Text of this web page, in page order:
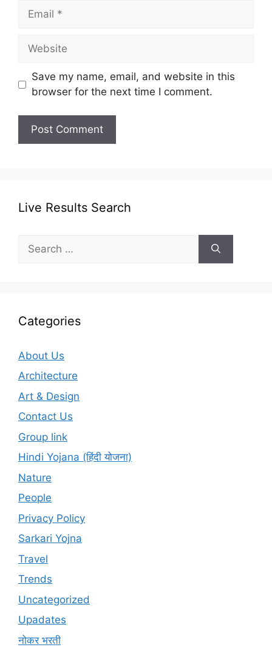
Email
Website
Save my name, email, and website in this
browser for the next time I comment.
Live Results Search
for:
Categories
About Us
Architecture
Art & Design
Contact Us
Group link
Hindi Yojana (हिंदी योजना)
Nature
People
Privacy Policy
Sarkari Yojna
Travel
Trends
Uncategorized
Upadates
नोकर भरती